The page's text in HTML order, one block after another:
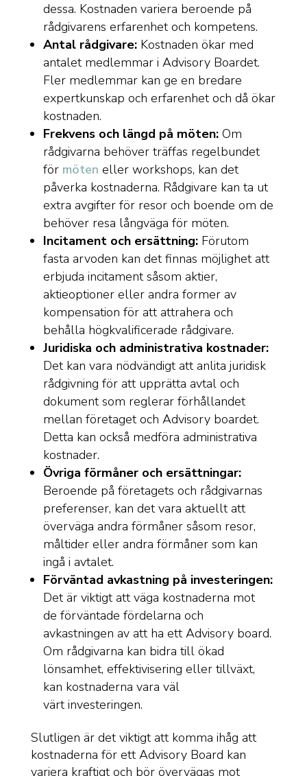
dessa. Kostnaden variera beroende på
rådgivarens erfarenhet och kompetens.
Antal rådgivare:Kostnaden ökar med
antalet medlemmar i Advisory Boardet.
Fler medlemmar kan ge en bredare
expertkunskap och erfarenhet och då ökar
kostnaden.
Frekvens och längd på möten:Om
rådgivarna behöver träffas regelbundet
för möten eller workshops, kan det
påverka kostnaderna. Rådgivare kan ta ut
extra avgifter för resor och boende om de
behöver resa långväga för möten.
Incitament och ersättning: Förutom
fasta arvoden kan det finnas möjlighet att
erbjuda incitament såsom aktier,
aktieoptioner eller andra former av
kompensation för att attrahera och
behålla högkvalificerade rådgivare.
Juridiska och administrativa kostnader:
Det kan vara nödvändigt att anlita juridisk
rådgivning för att upprätta avtal och
dokument som reglerar förhållandet
mellan företaget och Advisory boardet.
Detta kan också medföra administrativa
kostnader.
Övriga förmåner och ersättningar:
Beroende på företagets och rådgivarnas
preferenser, kan det vara aktuellt att
överväga andra förmåner såsom resor,
måltider eller andra förmåner som kan
ingå i avtalet.
Förväntad avkastning på investeringen:
Det är viktigt att väga kostnaderna mot
de förväntade fördelarna och
avkastningen av att ha ett Advisory board.
Om rådgivarna kan bidra till ökad
lönsamhet, effektivisering eller tillväxt,
kan kostnaderna vara väl
värt investeringen.
Slutligen är det viktigt att komma ihåg att
kostnaderna för ett Advisory Board kan
variera kraftigt och bör övervägas mot